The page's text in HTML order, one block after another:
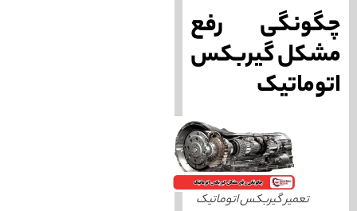
چگونگی رفع
مشکل گیربکس
اتوماتیک
تعمیر گیربکس اتوماتیک